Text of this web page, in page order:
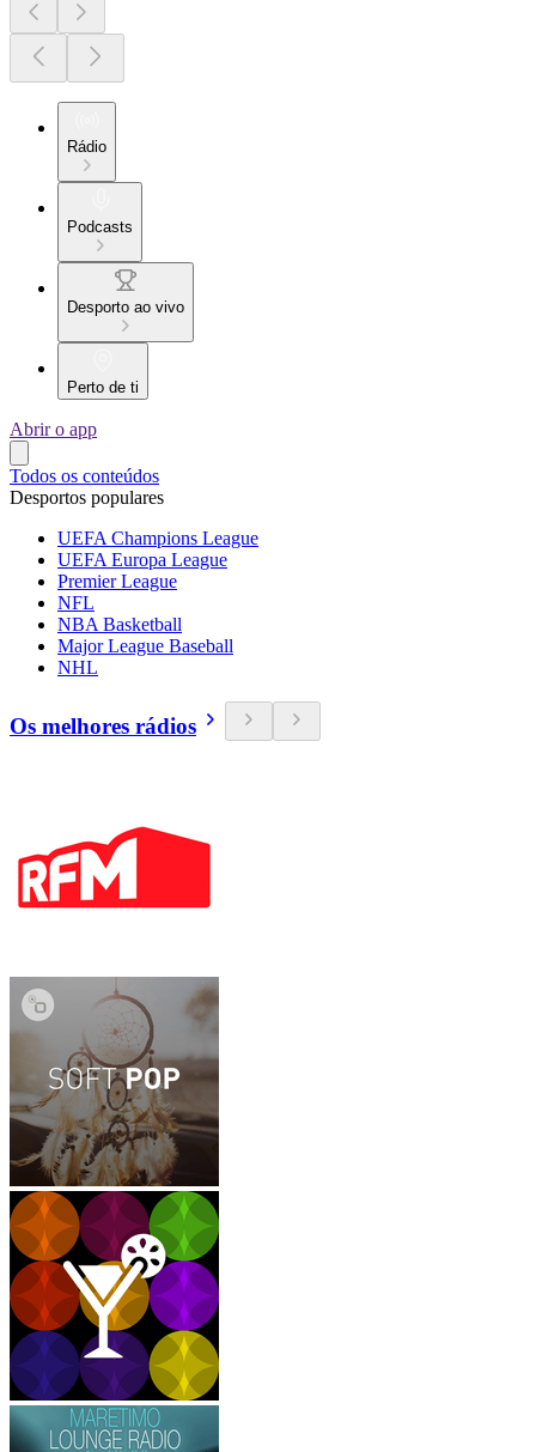
Rádio
Podcasts
Desporto ao vivo
Perto de ti
Abrir o app
Todos os conteúdos
Desportos populares
UEFA Champions League
UEFA Europa League
Premier League
NFL
NBA Basketball
Major League Baseball
NHL
Os melhores rádios